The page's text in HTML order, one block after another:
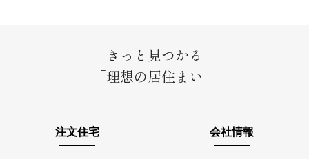
きっと見つかる
「理想の居住まい」
注文住宅 会社情報